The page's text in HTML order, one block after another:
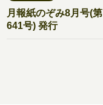
月報紙のぞみ8月号(第
641号) 発行